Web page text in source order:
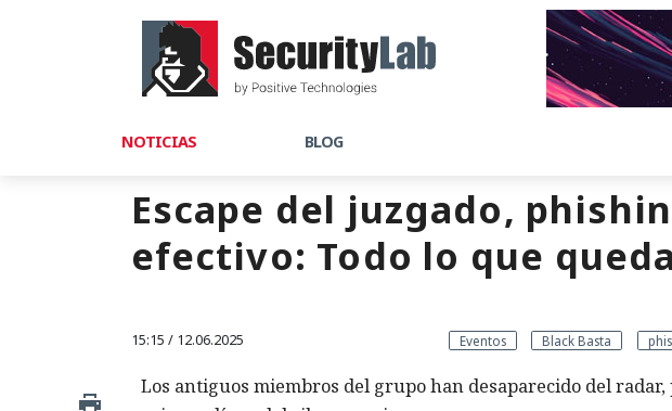
NOTICIAS BLOG
Escape del juzgado,
efectivo: Todo lo que
15:15 / 12.06.2025 Eventos Black Basta
Los antiguos miembros del grupo han desaparecido del